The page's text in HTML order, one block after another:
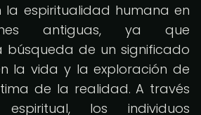
la espiritualidad humana en
antiguas, ya que
búsqueda de un significado
la vida y la exploración de
de la realidad. A través
los individuos